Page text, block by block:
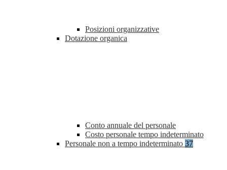
Posizioni organizzative
Dotazione organica
Conto annuale del personale
Costo personale tempo indeterminato
Personale non a tempo indeterminato 37